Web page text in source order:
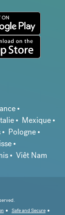
Mexique
Pologne
Viêt Nam
Safe and Secure